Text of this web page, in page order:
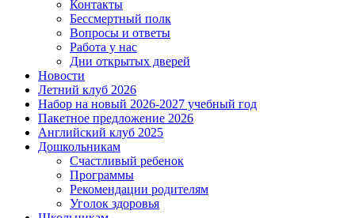
Контакты
Бессмертный полк
Вопросы и ответы
Работа у нас
Дни открытых дверей
Новости
Летний клуб 2026
Набор на новый 2026-2027 учебный год
Пакетное предложение 2026
Английский клуб 2025
Дошкольникам
Счастливый ребенок
Программы
Рекомендации родителям
Уголок здоровья